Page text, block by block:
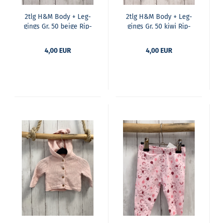
2tlg H&M Body + Leg­
gings Gr. 50 beige Rip­
4,00 EUR
2tlg H&M Body + Leg­
gings Gr. 50 kiwi Rip­
4,00 EUR